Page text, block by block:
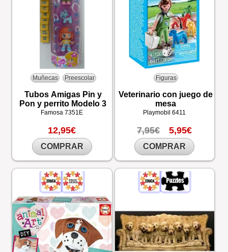
Muñecas Preescolar
Tubos Amigas Pin y
Pon y perrito Modelo 3
Famosa7351E
12,95€
COMPRAR
Figuras
Veterinario con juego de
mesa
Playmobil6411
7,95€ 5,95€
COMPRAR